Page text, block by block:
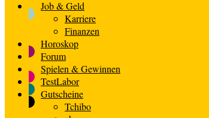
Job & Geld
Karriere
Finanzen
Horoskop
Forum
Spielen & Gewinnen
TestLabor
Gutscheine
Tchibo